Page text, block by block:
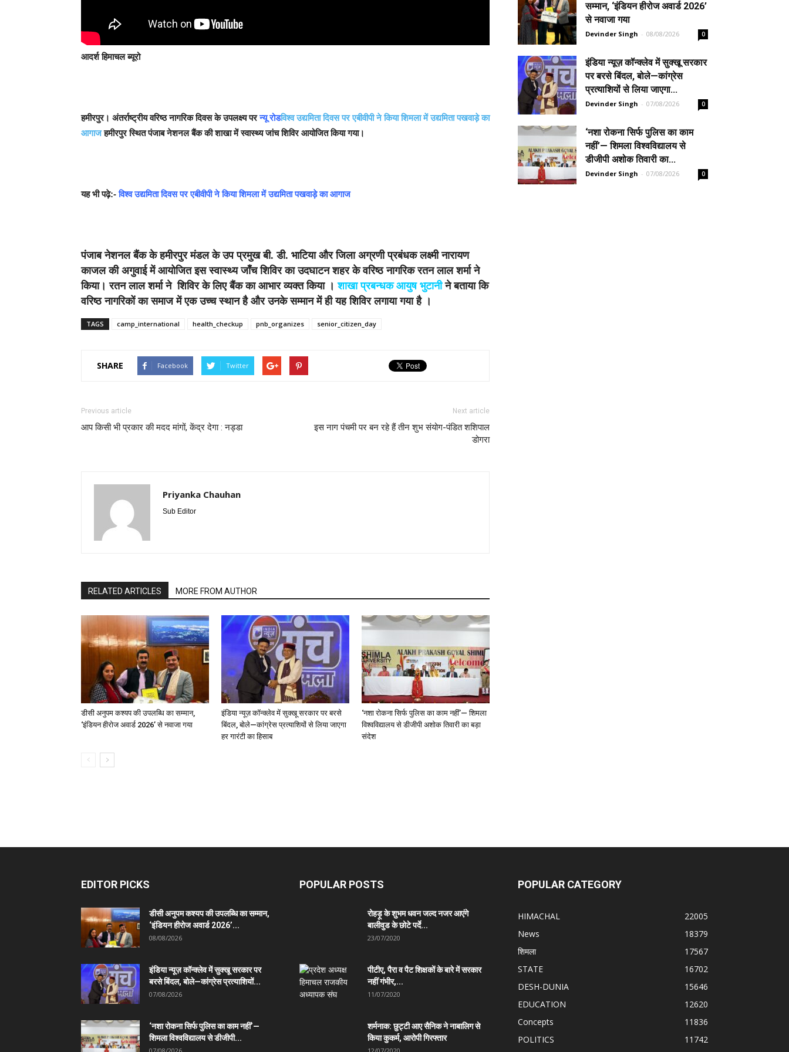
आदर्श हिमाचल ब्यूरो
हमीरपुर। अंतर्राष्ट्रीय वरिष्ठ नागरिक दिवस के उपलक्ष्य परन्यू रोडविश्व उद्यमिता दिवस पर एबीवीपी ने किया शिमला में उद्यमिता पखवाड़े का
आगाजहमीरपुर स्थित पंजाब नेशनल बैंक की शाखा में स्वास्थ्य जांच शिविर आयोजित किया गया।
यह भी पढ़े:-विश्व उद्यमिता दिवस पर एबीवीपी ने किया शिमला में उद्यमिता पखवाड़े का आगाज
पंजाब नेशनल बैंक के हमीरपुर मंडल के उप प्रमुख बी. डी. भाटिया और जिला अग्रणी प्रबंधक लक्ष्मी नारायण
काजल की अगुवाई में आयोजित इस स्वास्थ्य जाँच शिविर का उदघाटन शहर के वरिष्ठ नागरिक रतन लाल शर्मा ने
किया। रतन लाल शर्मा ने शिविर के लिए बैंक का आभार व्यक्त किया ।शाखा प्रबन्धक आयुष भुटानीने बताया कि
वरिष्ठ नागरिकों का समाज में एक उच्च स्थान है और उनके सम्मान में ही यह शिविर लगाया गया है ।
TAGS camp_international health_checkup pnb_organizes senior_citizen_day
SHARE Facebook Twitter
Previous article
आप किसी भी प्रकार की मदद मांगों, केंद्र देगा : नड्डा
Next article
इस नाग पंचमी पर बन रहे हैं तीन शुभ संयोग-पंडित शशिपाल
डोगरा
Priyanka Chauhan
Sub Editor
RELATED ARTICLES MORE FROM AUTHOR
डीसी अनुपम कश्यप की उपलब्धि का सम्मान,
‘इंडियन हीरोज अवार्ड 2026’ से नवाजा गया
इंडिया न्यूज़ कॉन्क्लेव में सुक्खू सरकार पर बरसे
बिंदल, बोले—कांग्रेस प्रत्याशियों से लिया जाएगा
हर गारंटी का हिसाब
‘नशा रोकना सिर्फ पुलिस का काम नहीं’— शिमला
विश्वविद्यालय से डीजीपी अशोक तिवारी का बड़ा
संदेश
सम्मान, ‘इंडियन हीरोज अवार्ड 2026’
से नवाजा गया
Devinder Singh - 08/08/2026 0
इंडिया न्यूज़ कॉन्क्लेव में सुक्खू सरकार
पर बरसे बिंदल, बोले—कांग्रेस
प्रत्याशियों से लिया जाएगा...
Devinder Singh - 07/08/2026 0
‘नशा रोकना सिर्फ पुलिस का काम
नहीं’— शिमला विश्वविद्यालय से
डीजीपी अशोक तिवारी का...
Devinder Singh - 07/08/2026 0
EDITOR PICKS
डीसी अनुपम कश्यप की उपलब्धि का सम्मान,
‘इंडियन हीरोज अवार्ड 2026’...
08/08/2026
इंडिया न्यूज़ कॉन्क्लेव में सुक्खू सरकार पर
बरसे बिंदल, बोले—कांग्रेस प्रत्याशियों...
07/08/2026
‘नशा रोकना सिर्फ पुलिस का काम नहीं’—
शिमला विश्वविद्यालय से डीजीपी...
07/08/2026
POPULAR POSTS
रोहड़ू के शुभम धवन जल्द नजर आएंगे
बालीवुड के छोटे पर्दे...
23/07/2020
पीटीए, पैरा व पैट शिक्षकों के बारे में सरकार
नहीं गंभीर,...
11/07/2020
शर्मनाक: छुट्टी आए सैनिक ने नाबालिग से
किया कुकर्म, आरोपी गिरफ्तार
12/07/2020
POPULAR CATEGORY
HIMACHAL
22005
News
18379
शिमला
17567
STATE
16702
DESH-DUNIA
15646
EDUCATION
12620
Concepts
11836
POLITICS
11742